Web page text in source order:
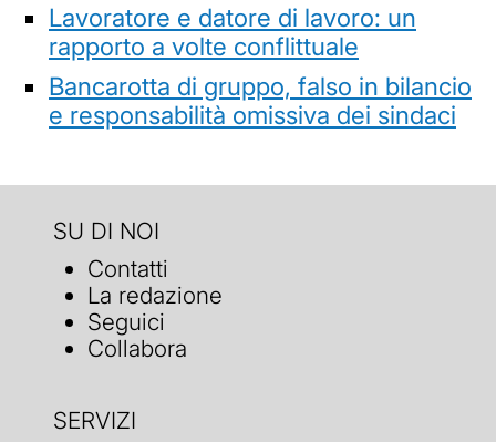
Lavoratore e datore di lavoro: un
rapporto a volte conflittuale
Bancarotta di gruppo, falso in bilancio
e responsabilità omissiva dei sindaci
SU DI NOI
Contatti
La redazione
Seguici
Collabora
SERVIZI